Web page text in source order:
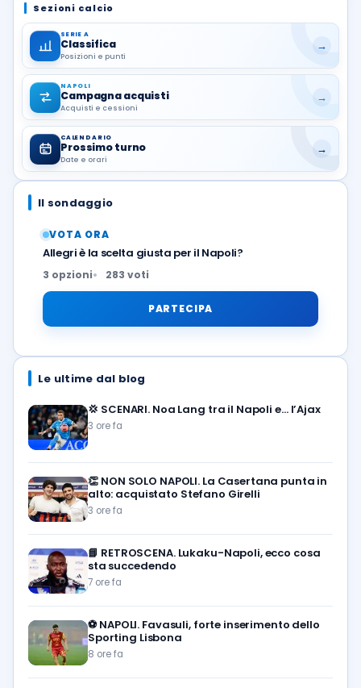
Sezioni calcio
SERIE A
Classifica
Posizioni e punti
→
NAPOLI
Campagna acquisti
Acquisti e cessioni
→
CALENDARIO
Prossimo turno
Date e orari
→
Il sondaggio
VOTA ORA
Allegri è la scelta giusta per il Napoli?
3 opzioni 283 voti
PARTECIPA
Le ultime dal blog
💢 SCENARI. Noa Lang tra il Napoli e… l’Ajax
3 ore fa
👏 NON SOLO NAPOLI. La Casertana punta in
alto: acquistato Stefano Girelli
3 ore fa
📘 RETROSCENA. Lukaku-Napoli, ecco cosa
sta succedendo
7 ore fa
⚽️ NAPOLI. Favasuli, forte inserimento dello
Sporting Lisbona
8 ore fa